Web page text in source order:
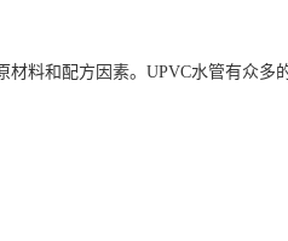
料和配方因素。UPVC水管有众多